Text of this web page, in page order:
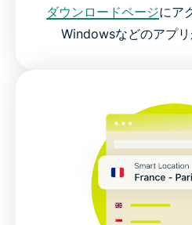
ダウンロードページにア
Windowsなどのアプリ